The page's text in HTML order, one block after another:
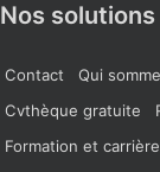
Nos solutions
Contact Qui
Cvthèque gratuite
Formation et carrière